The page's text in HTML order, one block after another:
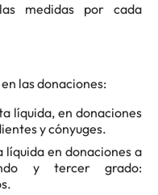
medidas por cada
las donaciones:
líquida, en donaciones
y cónyuges.
líquida en donaciones a
y tercer grado: